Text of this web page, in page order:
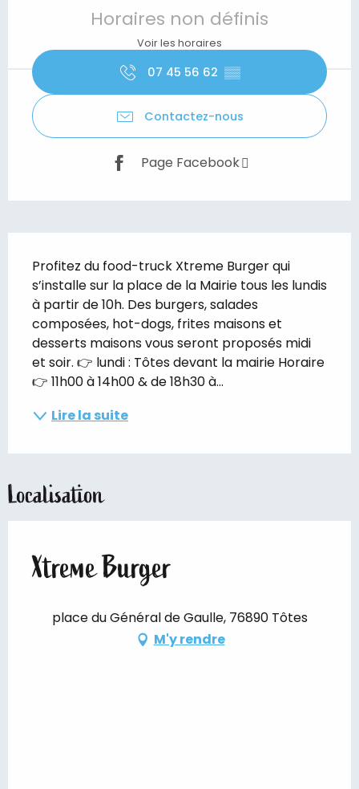
Horaires non définis
Voir les horaires
07 45 56 62 ▒▒
Contactez-nous
Page Facebook
Profitez du food-truck Xtreme Burger qui
s’installe sur la place de la Mairie tous les lundis
à partir de 10h. Des burgers, salades
composées, hot-dogs, frites maisons et
desserts maisons vous seront proposés midi
et soir. 👉 lundi : Tôtes devant la mairie Horaire
👉 11h00 à 14h00 & de 18h30 à...
Lire la suite
Localisation
Xtreme Burger
place du Général de Gaulle, 76890 Tôtes
M'y rendre